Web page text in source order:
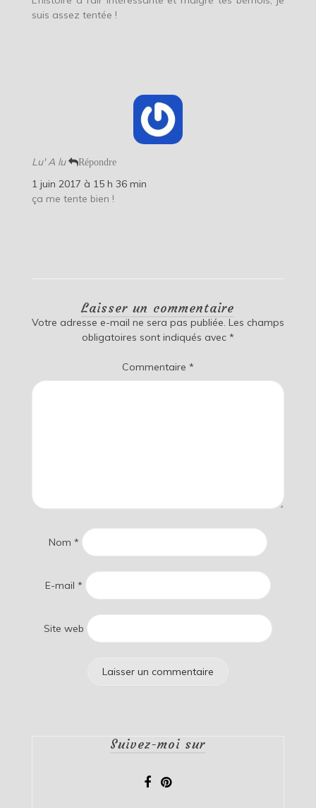
suis assez tentée !
Lu' A lu Répondre
1 juin 2017 à 15 h 36 min
ça me tente bien !
Laisser un commentaire
Votre adresse e-mail ne sera pas publiée. Les champs
obligatoires sont indiqués avec *
Commentaire *
Nom *
E-mail *
Site web
Suivez-moi sur